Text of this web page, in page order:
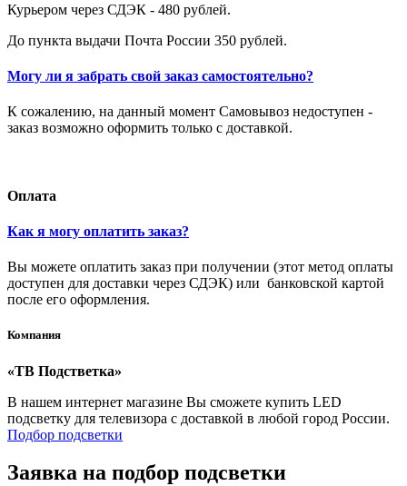
Курьером через СДЭК - 480 рублей.
До пункта выдачи Почта России 350 рублей.
Могу ли я забрать свой заказ самостоятельно?
К сожалению, на данный момент Самовывоз недоступен -
заказ возможно оформить только с доставкой.
Оплата
Как я могу оплатить заказ?
Вы можете оплатить заказ при получении (этот метод оплаты
доступен для доставки через СДЭК) или банковской картой
после его оформления.
Компания
«ТВ Подстветка»
В нашем интернет магазине Вы сможете купить LED
подсветку для телевизора с доставкой в любой город России.
Подбор подсветки
Заявка на подбор подсветки